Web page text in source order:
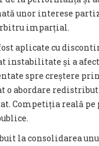
unor interese
imparțial.
aplicate cu
instabilitate și a
spre creștere
o abordare
Competiția reală
la consolidarea